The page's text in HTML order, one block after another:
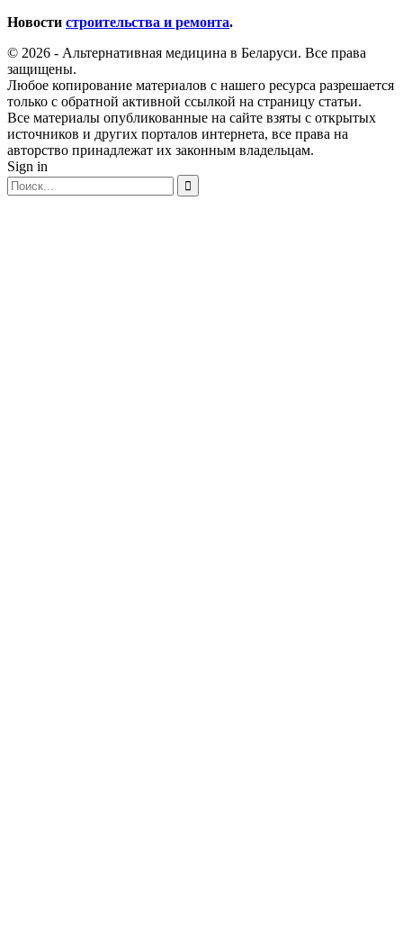
Новости строительства и ремонта.
© 2026 - Альтернативная медицина в Беларуси. Все права
защищены.
Любое копирование материалов с нашего ресурса разрешается
только с обратной активной ссылкой на страницу статьи.
Все материалы опубликованные на сайте взяты с открытых
источников и других порталов интернета, все права на
авторство принадлежат их законным владельцам.
Sign in